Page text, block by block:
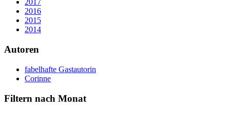
2017
2016
2015
2014
Autoren
fabelhafte Gastautorin
Corinne
Filtern nach Monat